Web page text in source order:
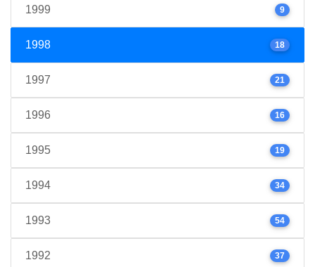
1999 9
1998 18
1997 21
1996 16
1995 19
1994 34
1993 54
1992 37